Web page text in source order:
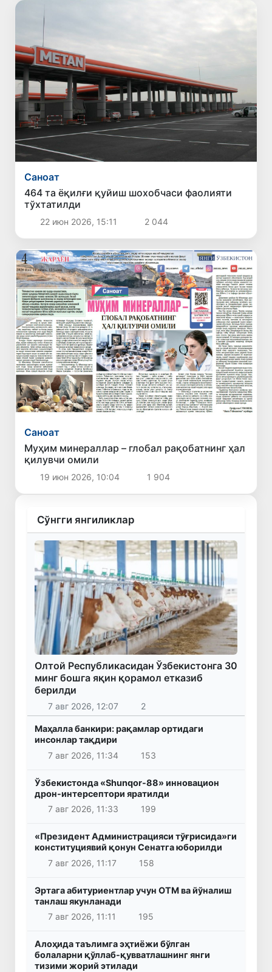
Саноат
464 та ёқилғи қуйиш шохобчаси фаолияти
тўхтатилди
22 июн 2026, 15:11 2 044
Саноат
Муҳим минераллар – глобал рақобатнинг ҳал
қилувчи омили
19 июн 2026, 10:04 1 904
Сўнгги янгиликлар
Олтой Республикасидан Ўзбекистонга 30
минг бошга яқин қорамол етказиб
берилди
7 авг 2026, 12:07 2
Маҳалла банкири: рақамлар ортидаги
инсонлар тақдири
7 авг 2026, 11:34
153
Ўзбекистонда «Shunqor-88» инновацион
дрон-интерсептори яратилди
7 авг 2026, 11:33
199
«Президент Администрацияси тўғрисида»ги
конституциявий қонун Сенатга юборилди
7 авг 2026, 11:17
158
Эртага абитуриентлар учун ОТМ ва йўналиш
танлаш якунланади
7 авг 2026, 11:11
195
Алоҳида таълимга эҳтиёжи бўлган
болаларни қўллаб-қувватлашнинг янги
тизими жорий этилади